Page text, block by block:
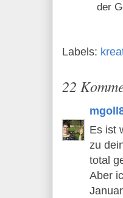
der
Labels:
22
Es ist
zu
total
Aber